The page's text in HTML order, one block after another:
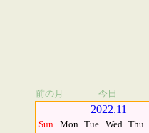
前の月 今日
2022.11
Sun Mon Tue Wed Thu